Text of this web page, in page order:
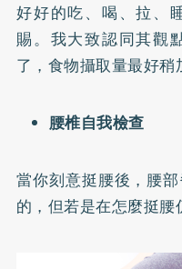
好好的吃、喝、拉、
賜。我大致認同其觀
了，食物攝取量最好稍
腰椎自我檢查
當你刻意挺腰後，腰
的，但若是在怎麼挺腰